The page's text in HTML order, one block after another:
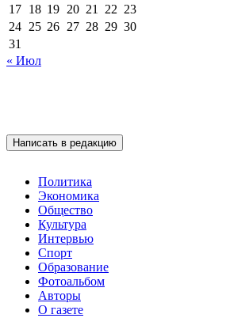
17 18 19 20 21 22 23
24 25 26 27 28 29 30
31
« Июл
Написать в редакцию
Политика
Экономика
Общество
Культура
Интервью
Спорт
Образование
Фотоальбом
Авторы
О газете